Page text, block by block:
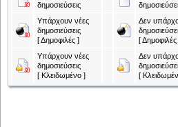
δημοσιεύσεις
Υπάρχουν νέες
δημοσιεύσεις
[ Δημοφιλές ]
Δεν
[ Δημοφιλές
Υπάρχουν νέες
δημοσιεύσεις
[ Κλειδωμένο ]
Δεν
[